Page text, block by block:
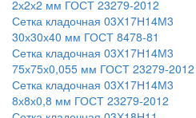
2х2х2 мм ГОСТ 23279-2012
Сетка кладочная 03Х17Н14М3
30х30х40 мм ГОСТ 8478-81
Сетка кладочная 03Х17Н14М3
75х75х0,055 мм ГОСТ 23279-2012
Сетка кладочная 03Х17Н14М3
8х8х0,8 мм ГОСТ 23279-2012